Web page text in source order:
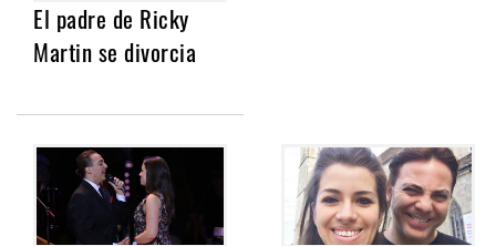
El padre de Ricky
Martin se divorcia